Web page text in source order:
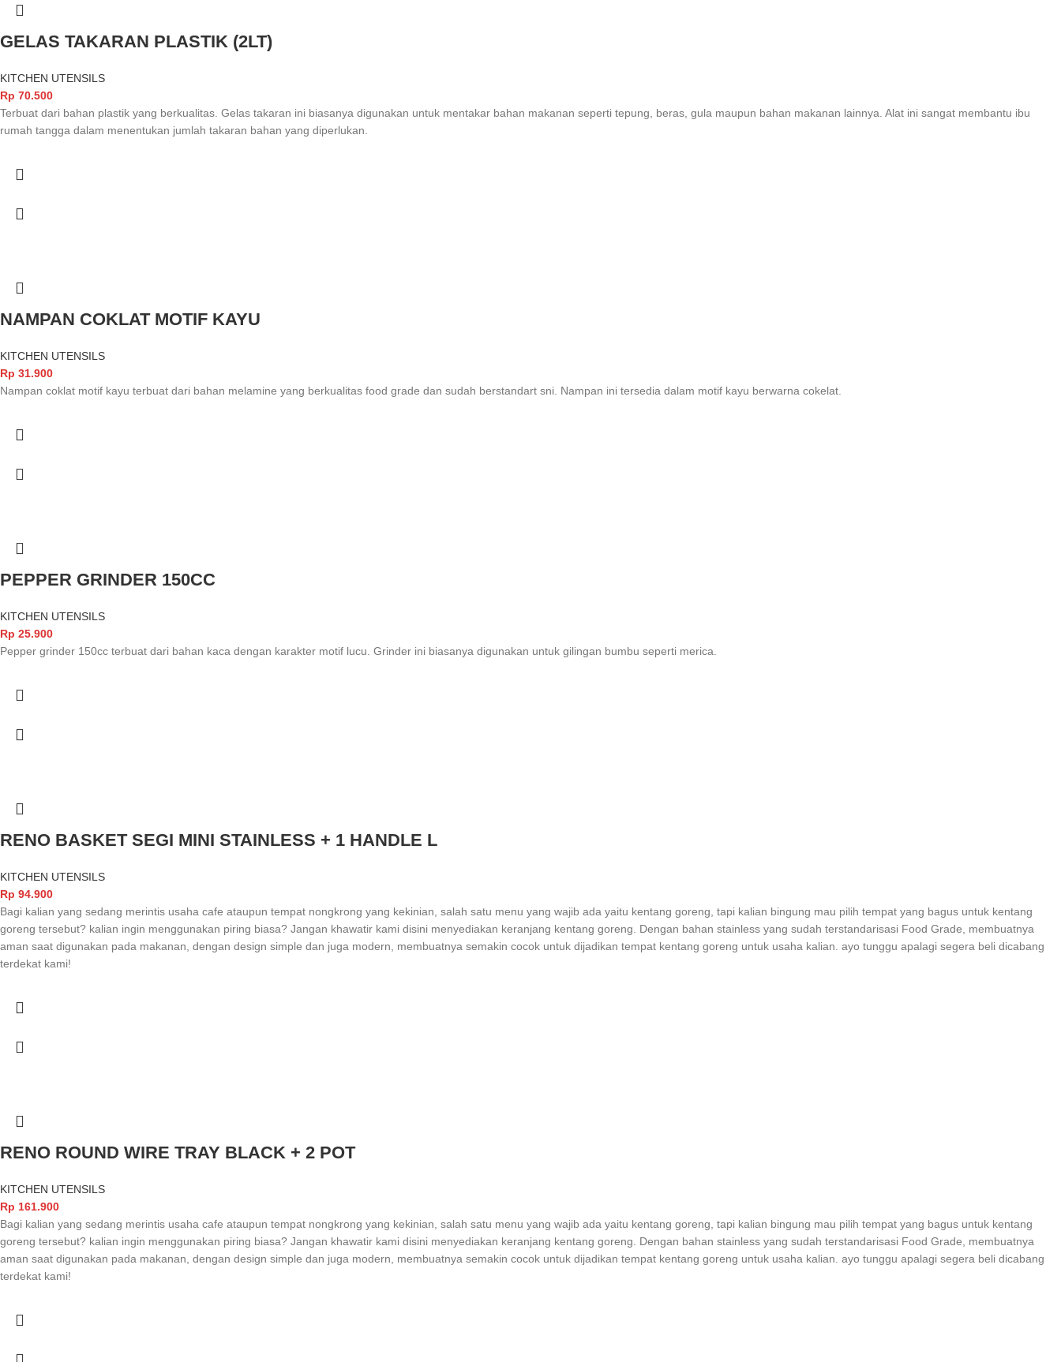
GELAS TAKARAN PLASTIK (2LT)
KITCHEN UTENSILS
Rp 70.500
Terbuat dari bahan plastik yang berkualitas. Gelas takaran ini biasanya digunakan untuk mentakar bahan makanan seperti tepung, beras, gula maupun bahan makanan lainnya. Alat ini sangat membantu ibu
rumah tangga dalam menentukan jumlah takaran bahan yang diperlukan.
NAMPAN COKLAT MOTIF KAYU
KITCHEN UTENSILS
Rp 31.900
Nampan coklat motif kayu terbuat dari bahan melamine yang berkualitas food grade dan sudah berstandart sni. Nampan ini tersedia dalam motif kayu berwarna cokelat.
PEPPER GRINDER 150CC
KITCHEN UTENSILS
Rp 25.900
Pepper grinder 150cc terbuat dari bahan kaca dengan karakter motif lucu. Grinder ini biasanya digunakan untuk gilingan bumbu seperti merica.
RENO BASKET SEGI MINI STAINLESS + 1 HANDLE L
KITCHEN UTENSILS
Rp 94.900
Bagi kalian yang sedang merintis usaha cafe ataupun tempat nongkrong yang kekinian, salah satu menu yang wajib ada yaitu kentang goreng, tapi kalian bingung mau pilih tempat yang bagus untuk kentang
goreng tersebut? kalian ingin menggunakan piring biasa? Jangan khawatir kami disini menyediakan keranjang kentang goreng. Dengan bahan stainless yang sudah terstandarisasi Food Grade, membuatnya
aman saat digunakan pada makanan, dengan design simple dan juga modern, membuatnya semakin cocok untuk dijadikan tempat kentang goreng untuk usaha kalian. ayo tunggu apalagi segera beli dicabang
terdekat kami!
RENO ROUND WIRE TRAY BLACK + 2 POT
KITCHEN UTENSILS
Rp 161.900
Bagi kalian yang sedang merintis usaha cafe ataupun tempat nongkrong yang kekinian, salah satu menu yang wajib ada yaitu kentang goreng, tapi kalian bingung mau pilih tempat yang bagus untuk kentang
goreng tersebut? kalian ingin menggunakan piring biasa? Jangan khawatir kami disini menyediakan keranjang kentang goreng. Dengan bahan stainless yang sudah terstandarisasi Food Grade, membuatnya
aman saat digunakan pada makanan, dengan design simple dan juga modern, membuatnya semakin cocok untuk dijadikan tempat kentang goreng untuk usaha kalian. ayo tunggu apalagi segera beli dicabang
terdekat kami!